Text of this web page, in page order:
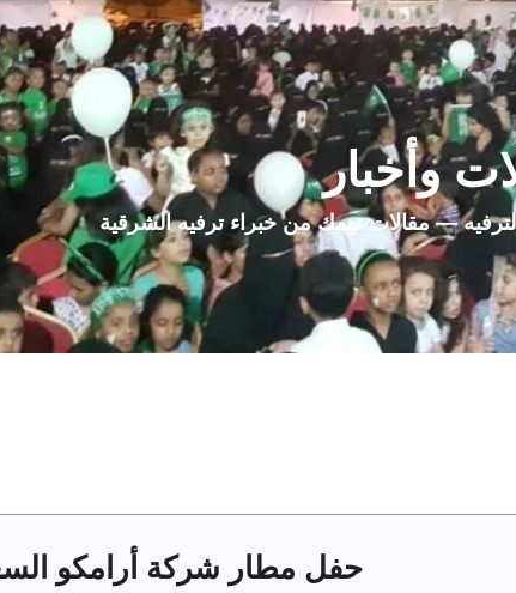
وأخبار
— مقالات تهمك من خبراء ترفيه الشرقية
حفل مطار شركة أرامكو